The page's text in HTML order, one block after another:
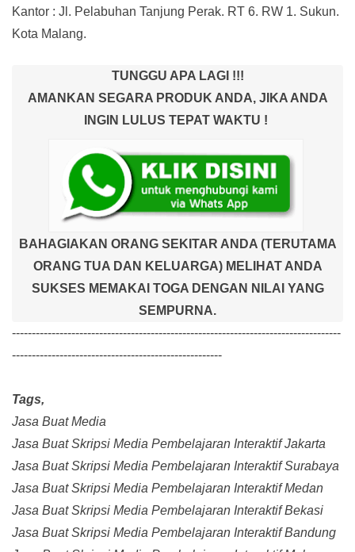
Kantor : Jl. Pelabuhan Tanjung Perak. RT 6. RW 1. Sukun.
Kota Malang.
TUNGGU APA LAGI !!!
AMANKAN SEGARA PRODUK ANDA, JIKA ANDA
INGIN LULUS TEPAT WAKTU !
BAHAGIAKAN ORANG SEKITAR ANDA (TERUTAMA
ORANG TUA DAN KELUARGA) MELIHAT ANDA
SUKSES MEMAKAI TOGA DENGAN NILAI YANG
SEMPURNA.
-----------------------------------------------------------------------------------
-----------------------------------------------------
Tags,
Jasa Buat Media
Jasa Buat Skripsi Media Pembelajaran Interaktif Jakarta
Jasa Buat Skripsi Media Pembelajaran Interaktif Surabaya
Jasa Buat Skripsi Media Pembelajaran Interaktif Medan
Jasa Buat Skripsi Media Pembelajaran Interaktif Bekasi
Jasa Buat Skripsi Media Pembelajaran Interaktif Bandung